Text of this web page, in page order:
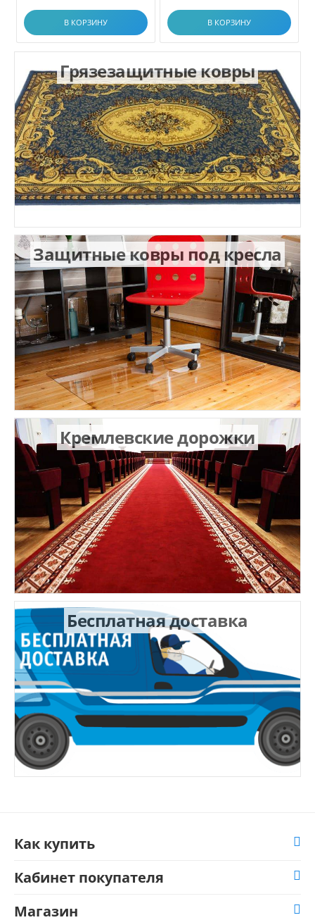
В КОРЗИНУ В КОРЗИНУ
Грязезащитные ковры
Защитные ковры под кресла
Кремлевские дорожки
Бесплатная доставка
Как купить
Кабинет покупателя
Магазин